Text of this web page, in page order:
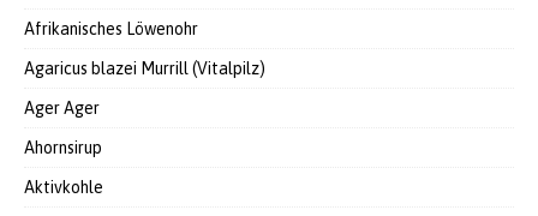
Afrikanisches Löwenohr
Agaricus blazei Murrill (Vitalpilz)
Ager Ager
Ahornsirup
Aktivkohle